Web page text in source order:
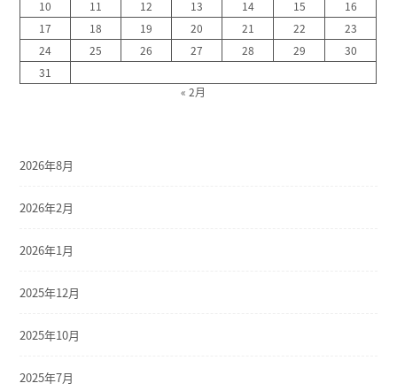
10
11 12 13 14 15
16
17
18 19 20 21 22
23
24
25 26 27 28 29
30
31
« 2月
2026年8月
2026年2月
2026年1月
2025年12月
2025年10月
2025年7月